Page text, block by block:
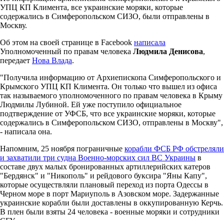
УПЦ КП Климента, все украинские моряки, которые
содержались в Симферопольском СИЗО, были отправлены в
Москву.
Об этом на своей странице в Facebook написала
Уполномоченный по правам человека Людмила Денисова,
передает Нова Влада.
"Получила информацию от Архиепископа Симферопольского и
Крымского УПЦ КП Климента. Он только что вышел из офиса
так называемого уполномоченного по правам человека в Крыму
Людмилы Лубиной. Ей уже поступило официальное
подтверждение от УФСБ, что все украинские моряки, которые
содержались в Симферопольском СИЗО, отправлены в Москву",
- написала она.
Напомним, 25 ноября пограничные корабли ФСБ РФ обстреляли
и захватили три судна Военно-морских сил ВС Украины в
составе двух малых бронированных артиллерийских катеров
"Бердянск" и "Никополь" и рейдового буксира "Яны Капу",
которые осуществляли плановый переход из порта Одессы в
Черном море в порт Мариуполь в Азовском море. Задержанные
украинские корабли были доставлены в оккупированную Керчь.
В плен были взяты 24 человека - военные моряки и сотрудники